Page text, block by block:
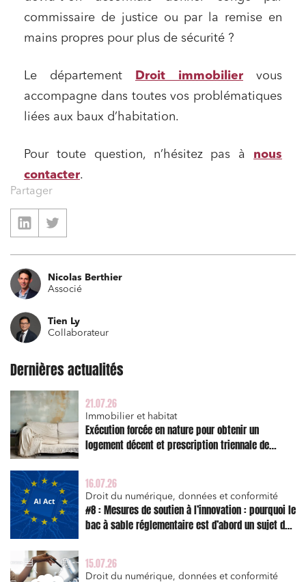
commissaire de justice ou par la remise en
mains propres pour plus de sécurité ?
Le département Droit immobilier vous
accompagne dans toutes vos problématiques
liées aux baux d’habitation.
Pour toute question, n’hésitez pas à nous
contacter.
Partager
Nicolas Berthier
Associé
Tien Ly
Collaborateur
Dernières actualités
21.07.26
Immobilier et habitat
Exécution forcée en nature pour obtenir un
logement décent et prescription triennale de
16.07.26
Droit du numérique, données et conformité
#8 : Mesures de soutien à l’innovation : pourquoi le
bac à sable réglementaire est d’abord un sujet de
15.07.26
Droit du numérique, données et conformité
Projets immobiliers
Environnement
Banque finance et assurance
J'ai lu et j'accepte la